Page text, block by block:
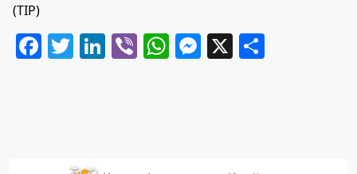
(TIP)
Facebook
Twitter
LinkedIn
ViberWhatsApp
Messenger
X